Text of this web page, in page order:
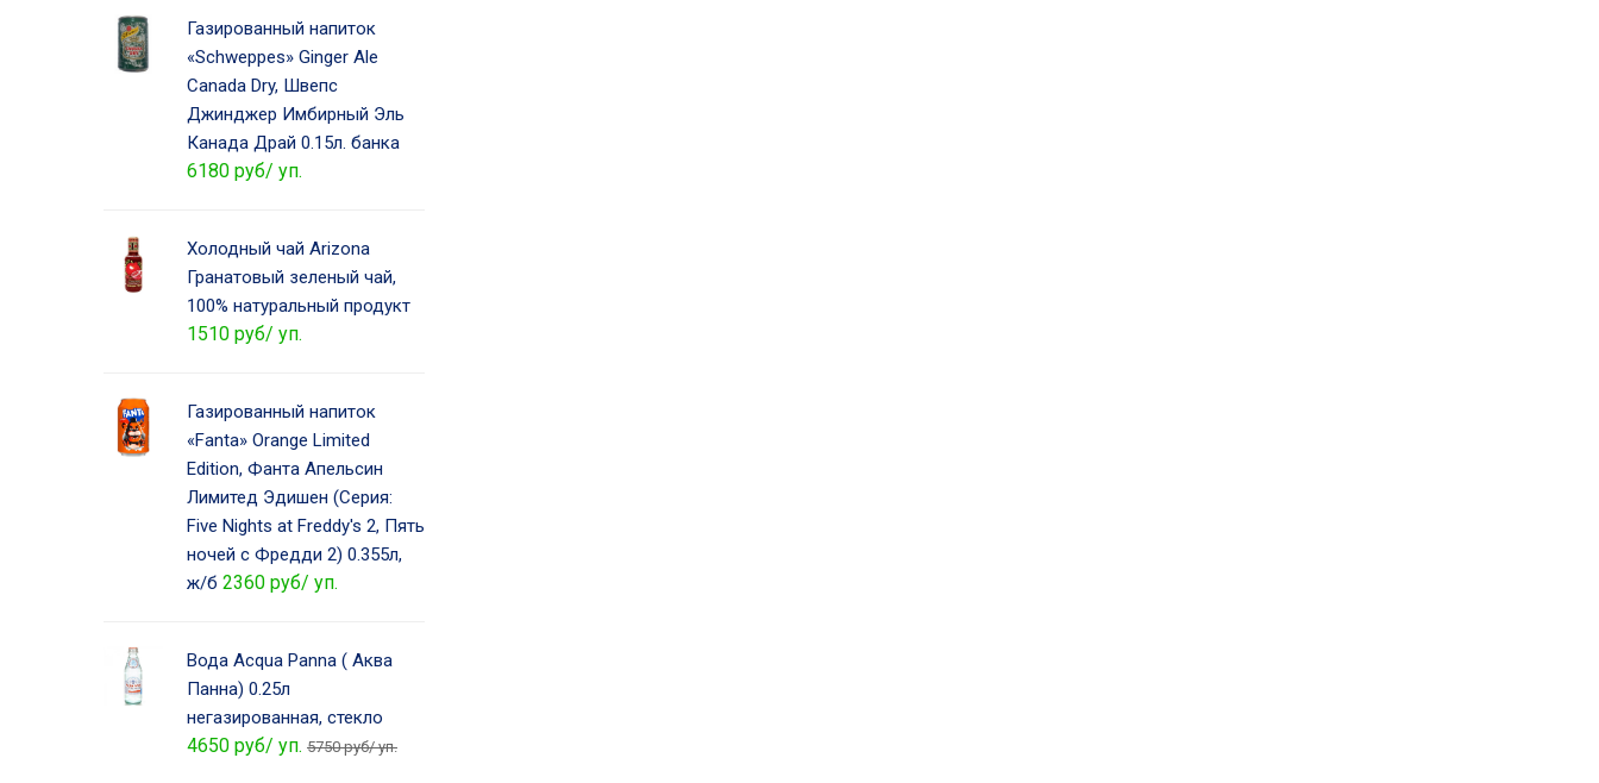
Газированный напиток
«Schweppes» Ginger Ale
Canada Dry, Швепс
Джинджер Имбирный Эль
Канада Драй 0.15л. банка
6180 руб/ уп.
Холодный чай Arizona
Гранатовый зеленый чай,
100% натуральный продукт
1510 руб/ уп.
Газированный напиток
«Fanta» Orange Limited
Edition, Фанта Апельсин
Лимитед Эдишен (Серия:
Five Nights at Freddy's 2, Пять
ночей с Фредди 2) 0.355л,
ж/б 2360 руб/ уп.
Вода Acqua Panna ( Аква
Панна) 0.25л
негазированная, стекло
4650 руб/ уп. 5750 руб/ уп.